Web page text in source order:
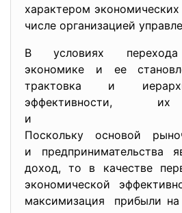
характером
числе организацией
В условиях
экономике и ее
трактовка и
эффективности,
и
Поскольку основой
и предпринимательства
доход, то в качестве
экономической
максимизация прибыли на